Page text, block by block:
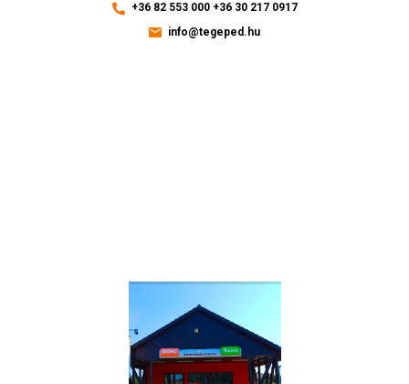
+36 82 553 000 +36 30 217 0917
info@tegeped.hu